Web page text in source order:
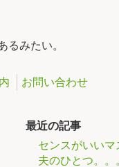
るみたい。
お問い合わせ
最近の記事
センスがいい
夫のひとつ。。